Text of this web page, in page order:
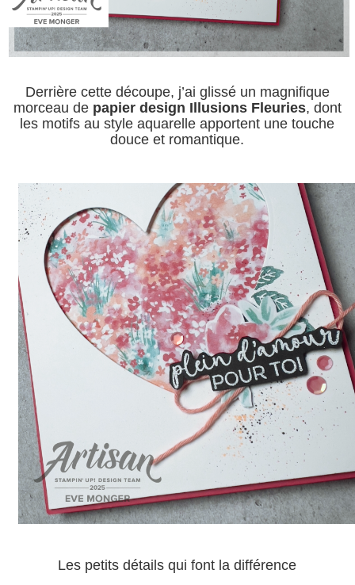
Derrière cette découpe, j’ai glissé un magnifique
morceau de papier design Illusions Fleuries, dont
les motifs au style aquarelle apportent une touche
douce et romantique.
Les petits détails qui font la différence